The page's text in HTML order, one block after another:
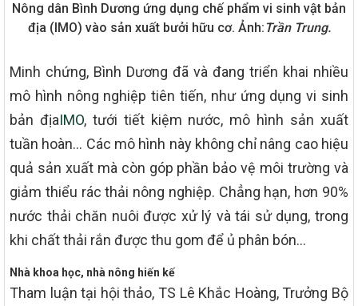
Nông dân Bình Dương ứng dụng chế phẩm vi sinh vật bản
địa (IMO) vào sản xuất bưởi hữu cơ. Ảnh: Trần Trung.
Minh chứng, Bình Dương đã và đang triển khai nhiều
mô hình nông nghiệp tiên tiến, như ứng dụng vi sinh
bản địaIMO, tưới tiết kiệm nước, mô hình sản xuất
tuần hoàn… Các mô hình này không chỉ nâng cao hiệu
quả sản xuất mà còn góp phần bảo vệ môi trường và
giảm thiểu rác thải nông nghiệp. Chẳng hạn, hơn 90%
nước thải chăn nuôi được xử lý và tái sử dụng, trong
khi chất thải rắn được thu gom để ủ phân bón…
Nhà khoa học, nhà nông hiến kế
Tham luận tại hội thảo, TS Lê Khắc Hoàng, Trưởng Bộ